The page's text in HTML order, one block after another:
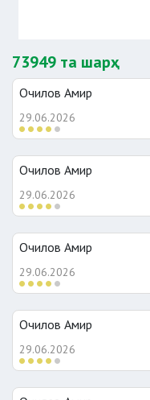
73949 та шарҳ
Очилов Амир
29.06.2026
Очилов Амир
29.06.2026
Очилов Амир
29.06.2026
Очилов Амир
29.06.2026